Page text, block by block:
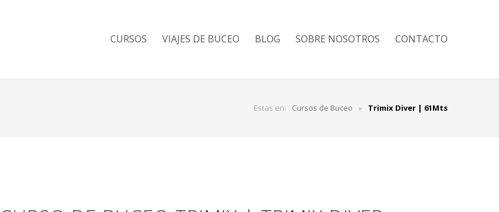
CURSOS VIAJES DE BUCEO BLOG SOBRE NOSOTROS CONTACTO
Estas en: Cursos de Buceo » Trimix Diver | 61Mts